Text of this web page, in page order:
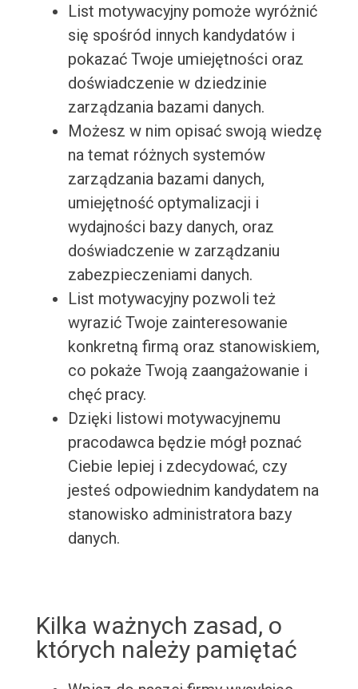
List motywacyjny pomoże wyróżnić
się spośród innych kandydatów i
pokazać Twoje umiejętności oraz
doświadczenie w dziedzinie
zarządzania bazami danych.
Możesz w nim opisać swoją wiedzę
na temat różnych systemów
zarządzania bazami danych,
umiejętność optymalizacji i
wydajności bazy danych, oraz
doświadczenie w zarządzaniu
zabezpieczeniami danych.
List motywacyjny pozwoli też
wyrazić Twoje zainteresowanie
konkretną firmą oraz stanowiskiem,
co pokaże Twoją zaangażowanie i
chęć pracy.
Dzięki listowi motywacyjnemu
pracodawca będzie mógł poznać
Ciebie lepiej i zdecydować, czy
jesteś odpowiednim kandydatem na
stanowisko administratora bazy
danych.
Kilka ważnych zasad, o
których należy pamiętać